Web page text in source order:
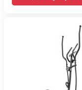
Bluetooth -